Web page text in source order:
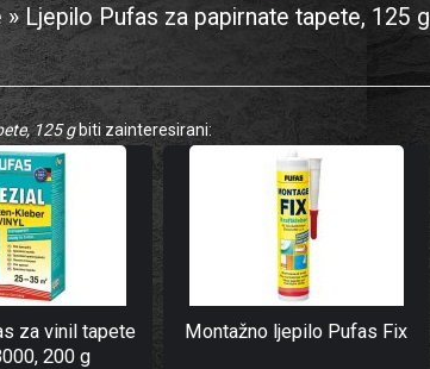
Ljepilo Pufas za papirnate tapete, 125 g
125 gbiti zainteresirani:
za vinil tapete
200 g
Montažno ljepilo Pufas Fix